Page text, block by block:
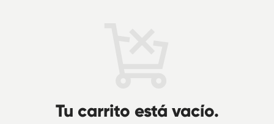
Tu carrito está vacío.